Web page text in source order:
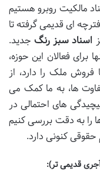
مالکیت روبرو هستیم
ای قدیمی گرفته تا
اسناد سبز رنگجدید.
برای فعالان این حوزه،
ملک را دارد، از
ها، به ما کمک می
های احتمالی در
را به دقت بررسی کنیم
کنونی دارد.
قدیمی تر):